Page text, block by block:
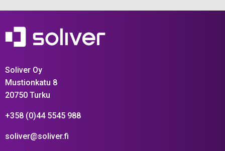
Soliver Oy
Mustionkatu 8
20750 Turku
+358 (0)44 5545 988
soliver@soliver.fi